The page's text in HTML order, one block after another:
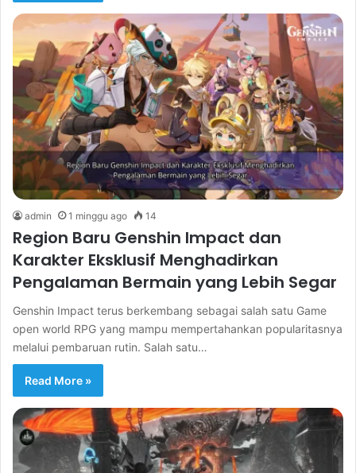
admin 1 minggu ago 14
Region Baru Genshin Impact dan
Karakter Eksklusif Menghadirkan
Pengalaman Bermain yang Lebih Segar
Genshin Impact terus berkembang sebagai salah satu Game
open world RPG yang mampu mempertahankan popularitasnya
melalui pembaruan rutin. Salah satu…
Read More »